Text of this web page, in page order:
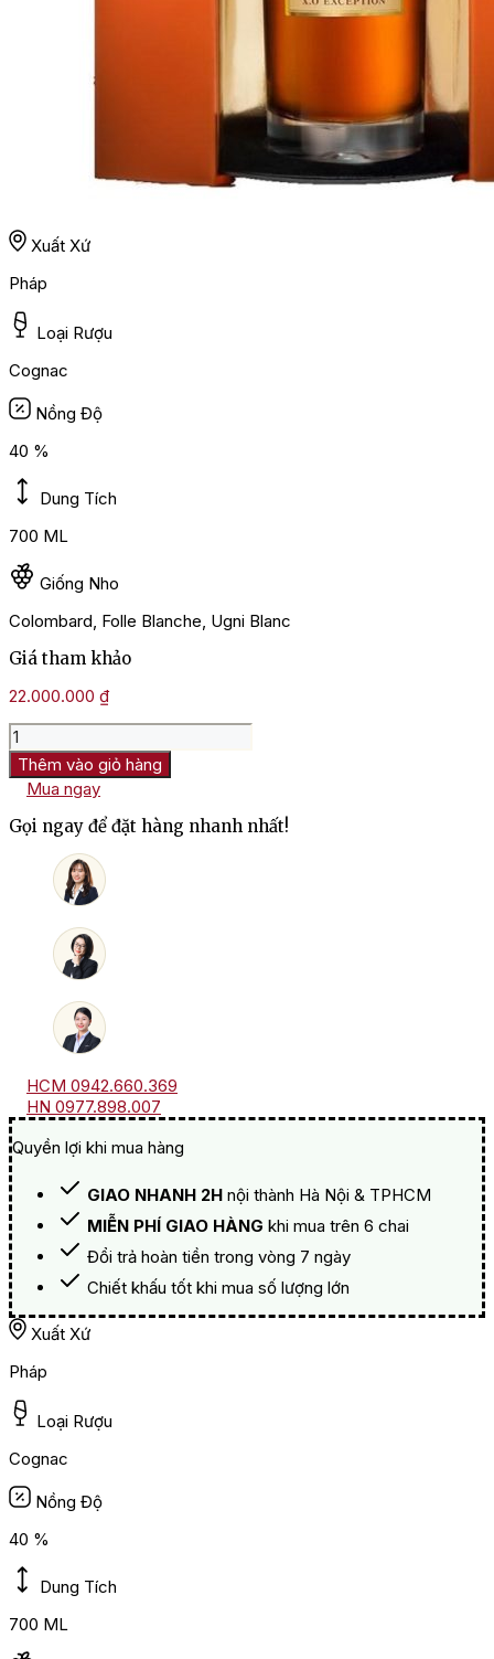
Xuất Xứ
Pháp
Loại Rượu
Cognac
Nồng Độ
40 %
Dung Tích
700 ML
Giống Nho
Colombard, Folle Blanche, Ugni Blanc
Giá tham khảo
22.000.000 ₫
Hộp
Quà
Rượu
Tesseron
Lot
No
Exception
Thêm vào giỏ hàng
Mua ngay
Gọi ngay để đặt hàng nhanh nhất!
HCM 0942.660.369
HN 0977.898.007
Quyền lợi khi mua hàng
GIAO NHANH 2H nội thành Hà Nội & TPHCM
MIỄN PHÍ GIAO HÀNG khi mua trên 6 chai
Đổi trả hoàn tiền trong vòng 7 ngày
Chiết khấu tốt khi mua số lượng lớn
Xuất Xứ
Pháp
Loại Rượu
Cognac
Nồng Độ
40 %
Dung Tích
700 ML